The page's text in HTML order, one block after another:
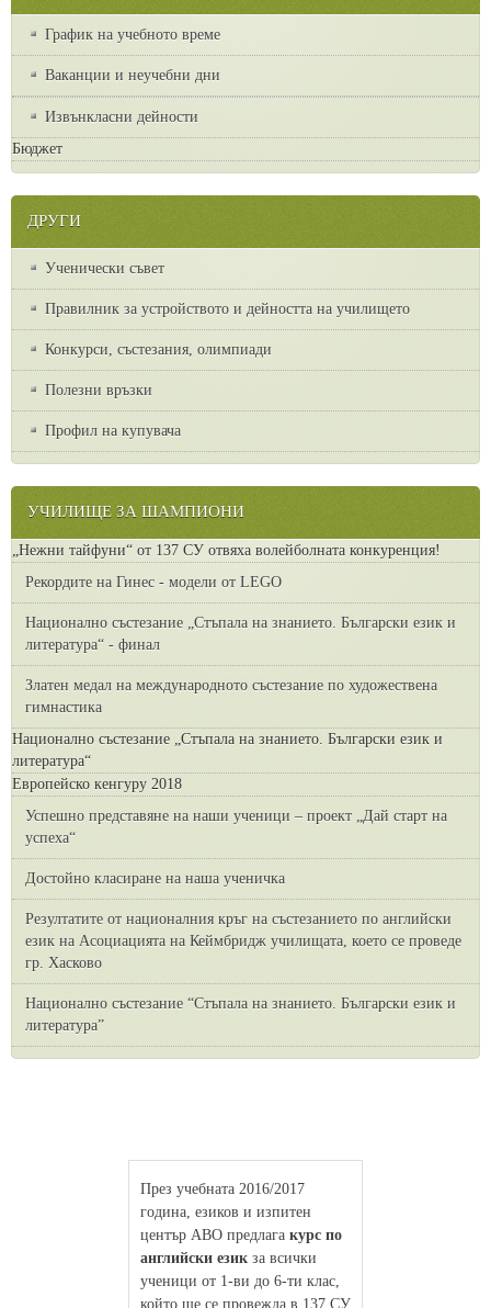
График на учебното време
Ваканции и неучебни дни
Извънкласни дейности
Бюджет
ДРУГИ
Ученически съвет
Правилник за устройството и дейността на училището
Конкурси, състезания, олимпиади
Полезни връзки
Профил на купувача
УЧИЛИЩЕ ЗА ШАМПИОНИ
„Нежни тайфуни“ от 137 СУ отвяха волейболната конкуренция!
Рекордите на Гинес - модели от LEGO
Национално състезание „Стъпала на знанието. Български език и
литература“ - финал
Златен медал на международното състезание по художествена
гимнастика
Национално състезание „Стъпала на знанието. Български език и
литература“
Европейско кенгуру 2018
Успешно представяне на наши ученици – проект „Дай старт на
успеха“
Достойно класиране на наша ученичка
Резултатите от националния кръг на състезанието по английски
език на Асоциацията на Кеймбридж училищата, което се проведе
гр. Хасково
Национално състезание “Стъпала на знанието. Български език и
литература”
През учебната 2016/2017
година, езиков и изпитен
център АВО предлага курс по
английски език за всички
ученици от 1-ви до 6-ти клас,
който ще се провежда в 137 СУ